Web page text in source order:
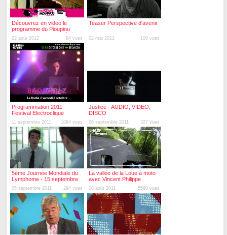
Découvrez en video le
programme du Pioupiou
Festival - 23 au 26 août à
Besançon et Pelousey
22 août 2012 94 vues
Teaser Perspective d'avenir
02 mai 2012 100 vues
Programmation 2011
Festival Electroclique
11 septembre 2011 1094 vues
Justice - AUDIO, VIDEO,
DISCO
06 septembre 2011 327 vues
5ème Journée Mondiale du
Lymphome - 15 septembre
2011
05 septembre 2011 294 vues
La vallée de la Loue à moto
avec Vincent Philippe
08 août 2011 5590 vues